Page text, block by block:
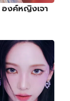
งค์หญิงเจา